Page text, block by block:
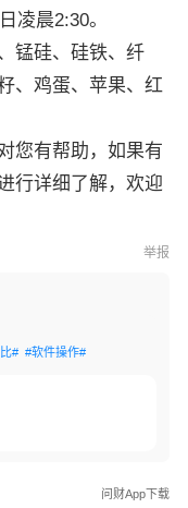
凌晨2:30。
硅、硅铁、纤
、鸡蛋、苹果、红
您有帮助，如果有
行详细了解，欢迎
举报
# #软件操作#
问财App下载